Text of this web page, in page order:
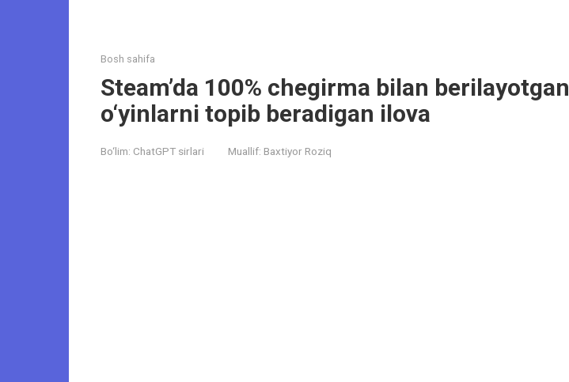
Bosh sahifa
Steam’da 100% chegirma bilan berilayotgan
o‘yinlarni topib beradigan ilova
Bo‘lim: ChatGPT sirlari Muallif: Baxtiyor Roziq